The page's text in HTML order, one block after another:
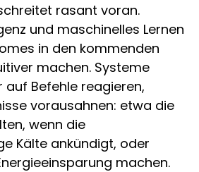
rasant voran.
und maschinelles Lernen
in den kommenden
machen. Systeme
Befehle reagieren,
vorausahnen: etwa die
wenn die
Kälte ankündigt, oder
machen.